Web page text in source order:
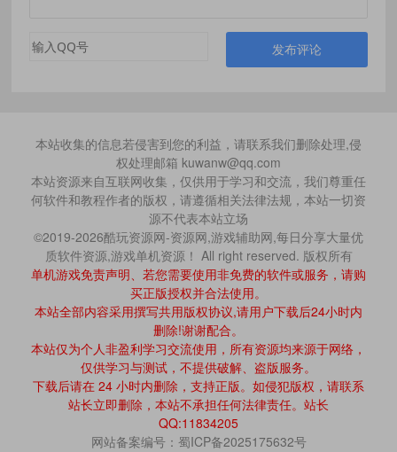
发布评论
本站收集的信息若侵害到您的利益，请联系我们删除处理,侵
权处理邮箱 kuwanw@qq.com
本站资源来自互联网收集，仅供用于学习和交流，我们尊重任
何软件和教程作者的版权，请遵循相关法律法规，本站一切资
源不代表本站立场
©2019-2026酷玩资源网-资源网,游戏辅助网,每日分享大量优
质软件资源,游戏单机资源！ All right reserved. 版权所有
单机游戏免责声明、若您需要使用非免费的软件或服务，请购
买正版授权并合法使用。
本站全部内容采用撰写共用版权协议,请用户下载后24小时内
删除!谢谢配合。
本站仅为个人非盈利学习交流使用，所有资源均来源于网络，
仅供学习与测试，不提供破解、盗版服务。
下载后请在 24 小时内删除，支持正版。如侵犯版权，请联系
站长立即删除，本站不承担任何法律责任。站长
QQ:11834205
网站备案编号：蜀ICP备2025175632号